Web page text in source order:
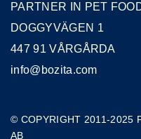
PARTNER IN PET
DOGGYVÄGEN 1
447 91 VÅRGÅRDA
info@bozita.com
© COPYRIGHT 2011-2025
AB